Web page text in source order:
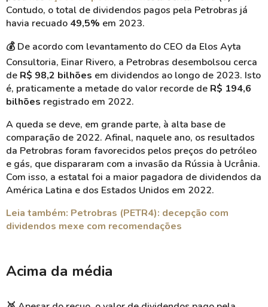
Contudo, o total de dividendos pagos pela Petrobras já
havia recuado 49,5% em 2023.
💰 De acordo com levantamento do CEO da Elos Ayta
Consultoria, Einar Rivero, a Petrobras desembolsou cerca
de R$ 98,2 bilhões em dividendos ao longo de 2023. Isto
é, praticamente a metade do valor recorde de R$ 194,6
bilhões registrado em 2022.
A queda se deve, em grande parte, à alta base de
comparação de 2022. Afinal, naquele ano, os resultados
da Petrobras foram favorecidos pelos preços do petróleo
e gás, que dispararam com a invasão da Rússia à Ucrânia.
Com isso, a estatal foi a maior pagadora de dividendos da
América Latina e dos Estados Unidos em 2022.
Leia também: Petrobras (PETR4): decepção com
dividendos mexe com recomendações
Acima da média